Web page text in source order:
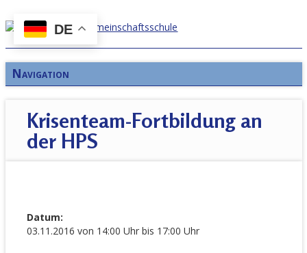
Navigation
Krisenteam-Fortbildung an
der HPS
Datum:
03.11.2016 von 14:00 Uhr bis 17:00 Uhr
DE